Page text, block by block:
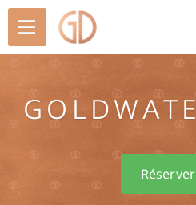
Réserver